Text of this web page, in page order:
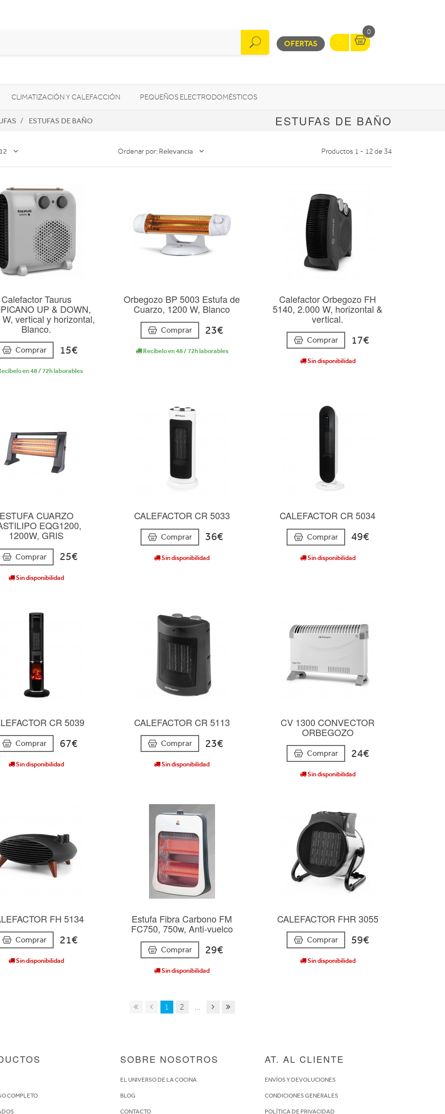
OFERTAS
0
CLIMATIZACIÓN Y CALEFACCIÓN PEQUEÑOS ELECTRODOMÉSTICOS
SONIDO / AUDIO CÁMARAS FOTO/VÍDEO INFORMÁTICA MOVILIDAD URBANA
HIGIENE Y SALUD ENERGÍA
ESTUFAS DE BAÑO ESTUFAS DE BAÑO
Ordenar por: Relevancia Productos 1 - 12 de 34
Calefactor Taurus
UP & DOWN,
vertical y horizontal,
Blanco.
Comprar 15€
en 48 / 72h laborables
Orbegozo BP 5003 Estufa de
Cuarzo, 1200 W, Blanco
Comprar 23€
Recíbelo en 48 / 72h laborables
Calefactor Orbegozo FH
5140, 2.000 W, horizontal &
vertical.
Comprar 17€
Sin disponibilidad
CUARZO
EQG1200,
1200W, GRIS
Comprar 25€
Sin disponibilidad
CALEFACTOR CR 5033
Comprar 36€
Sin disponibilidad
CALEFACTOR CR 5034
Comprar 49€
Sin disponibilidad
CR 5039
Comprar 67€
Sin disponibilidad
CALEFACTOR CR 5113
Comprar 23€
Sin disponibilidad
CV 1300 CONVECTOR
ORBEGOZO
Comprar 24€
Sin disponibilidad
FH 5134
Comprar 21€
Sin disponibilidad
Estufa Fibra Carbono FM
FC750, 750w, Anti-vuelco
Comprar 29€
Sin disponibilidad
CALEFACTOR FHR 3055
Comprar 59€
Sin disponibilidad
1 2 ...
COMPLETO
SOBRE NOSOTROS
EL UNIVERSO DE LA COCINA
BLOG
CONTACTO
AT. AL CLIENTE
ENVÍOS Y DEVOLUCIONES
CONDICIONES GENERALES
POLÍTICA DE PRIVACIDAD